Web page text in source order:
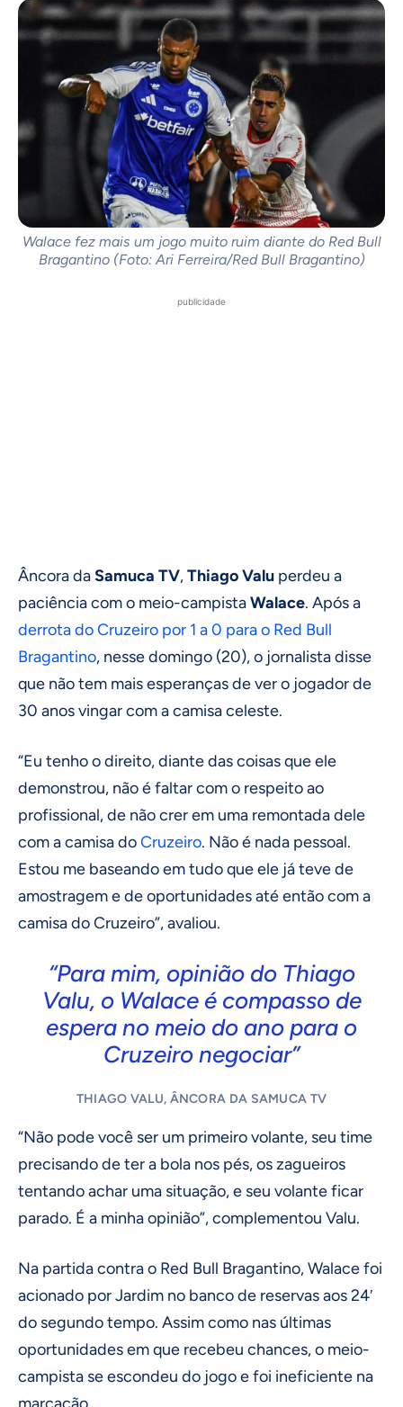
Walace fez mais um jogo muito ruim diante do Red Bull
Bragantino (Foto: Ari Ferreira/Red Bull Bragantino)
publicidade
Âncora daSamuca TV,Thiago Valu perdeu a
paciência com o meio-campistaWalace. Após a
derrota do Cruzeiro por 1 a 0 para o Red Bull
Bragantino, nesse domingo (20), o jornalista disse
que não tem mais esperanças de ver o jogador de
30 anos vingar com a camisa celeste.
“Eu tenho o direito, diante das coisas que ele
demonstrou, não é faltar com o respeito ao
profissional, de não crer em uma remontada dele
com a camisa doCruzeiro. Não é nada pessoal.
Estou me baseando em tudo que ele já teve de
amostragem e de oportunidades até então com a
camisa do Cruzeiro”, avaliou.
“Para mim, opinião do Thiago
Valu, o Walace é compasso de
espera no meio do ano para o
Cruzeiro negociar”
THIAGO VALU, ÂNCORA DA SAMUCA TV
“Não pode você ser um primeiro volante, seu time
precisando de ter a bola nos pés, os zagueiros
tentando achar uma situação, e seu volante ficar
parado. É a minha opinião”, complementou Valu.
Na partida contra o Red Bull Bragantino, Walace foi
acionado por Jardim no banco de reservas aos 24′
do segundo tempo. Assim como nas últimas
oportunidades em que recebeu chances, o meio-
campista se escondeu do jogo e foi ineficiente na